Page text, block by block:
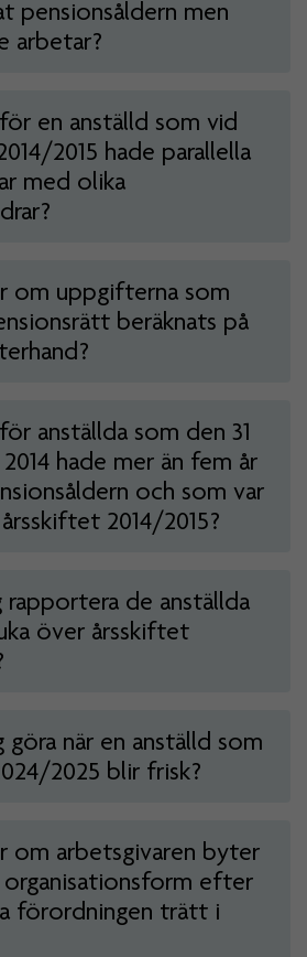
pensionsåldern men
arbetar?
en anställd som vid
2015 hade parallella
med olika
om uppgifterna som
beräknats på
anställda som den 31
hade mer än fem år
och som var
2014/2015?
rapportera de anställda
över årsskiftet
göra när en anställd som
2025 blir frisk?
om arbetsgivaren byter
organisationsform efter
förordningen trätt i